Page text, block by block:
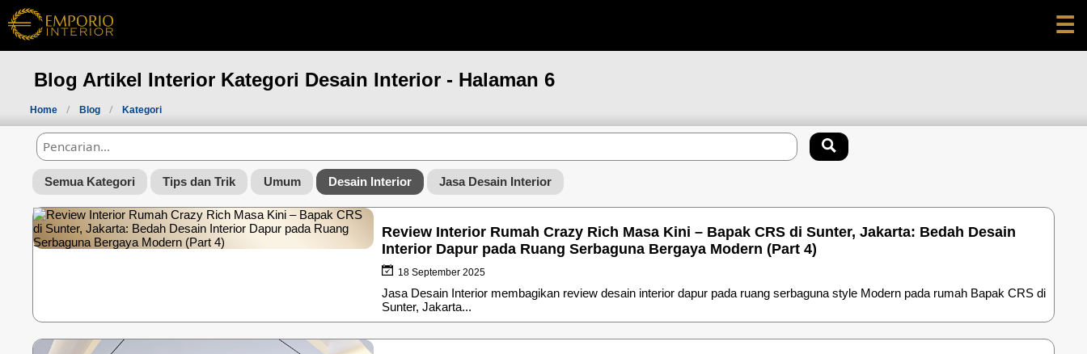
☰
Blog Artikel Interior Kategori Desain Interior - Halaman 6
Home Blog Kategori
Semua Kategori Tips dan Trik Umum Desain Interior Jasa Desain Interior
Review Interior Rumah Crazy Rich Masa Kini – Bapak CRS di Sunter, Jakarta: Bedah Desain
Interior Dapur pada Ruang Serbaguna Bergaya Modern (Part 4)
18 September 2025
Jasa Desain Interior membagikan review desain interior dapur pada ruang serbaguna style Modern pada rumah Bapak CRS di
Sunter, Jakarta...